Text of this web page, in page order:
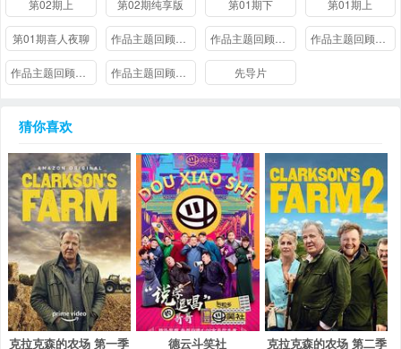
第02期上 第02期纯享版 第01期下 第01期上
第01期喜人夜聊 作品主题回顾特辑：职场故事 作品主题回顾特辑：青春校园
作品主题回顾特辑：古装传奇 先导片
猜你喜欢
克拉克森的农场 第一季 德云斗笑社 克拉克森的农场 第二季